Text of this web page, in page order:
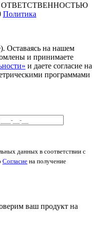
Политика
Оставаясь на нашем
и принимаете
и даете согласие на
программами
данных в соответствии с
Согласие на получение
ваш продукт на